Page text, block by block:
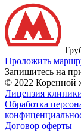
Проложить
Запишитесь на
© 2022 Коренной
Лицензия
Обработка
Договор оферты